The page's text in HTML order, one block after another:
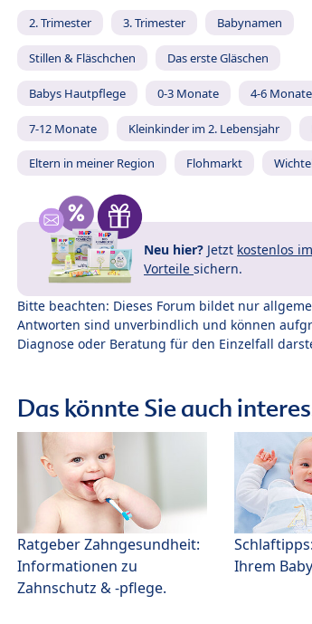
2. Trimester 3. Trimester Babynamen
Stillen & Fläschchen Das erste Gläschen
Babys Hautpflege 0-3 Monate 4-6 Monate
7-12 Monate Kleinkinder im 2. Lebensjahr
Eltern in meiner Region Flohmarkt
Neu hier? Jetzt kostenlos
Vorteile sichern.
Bitte beachten: Dieses Forum bildet nur
Antworten sind unverbindlich und können
Diagnose oder Beratung für den Einzelfall
Das könnte Sie auch
Ratgeber Zahngesundheit:
Informationen zu
Zahnschutz & -pflege.
Ihrem